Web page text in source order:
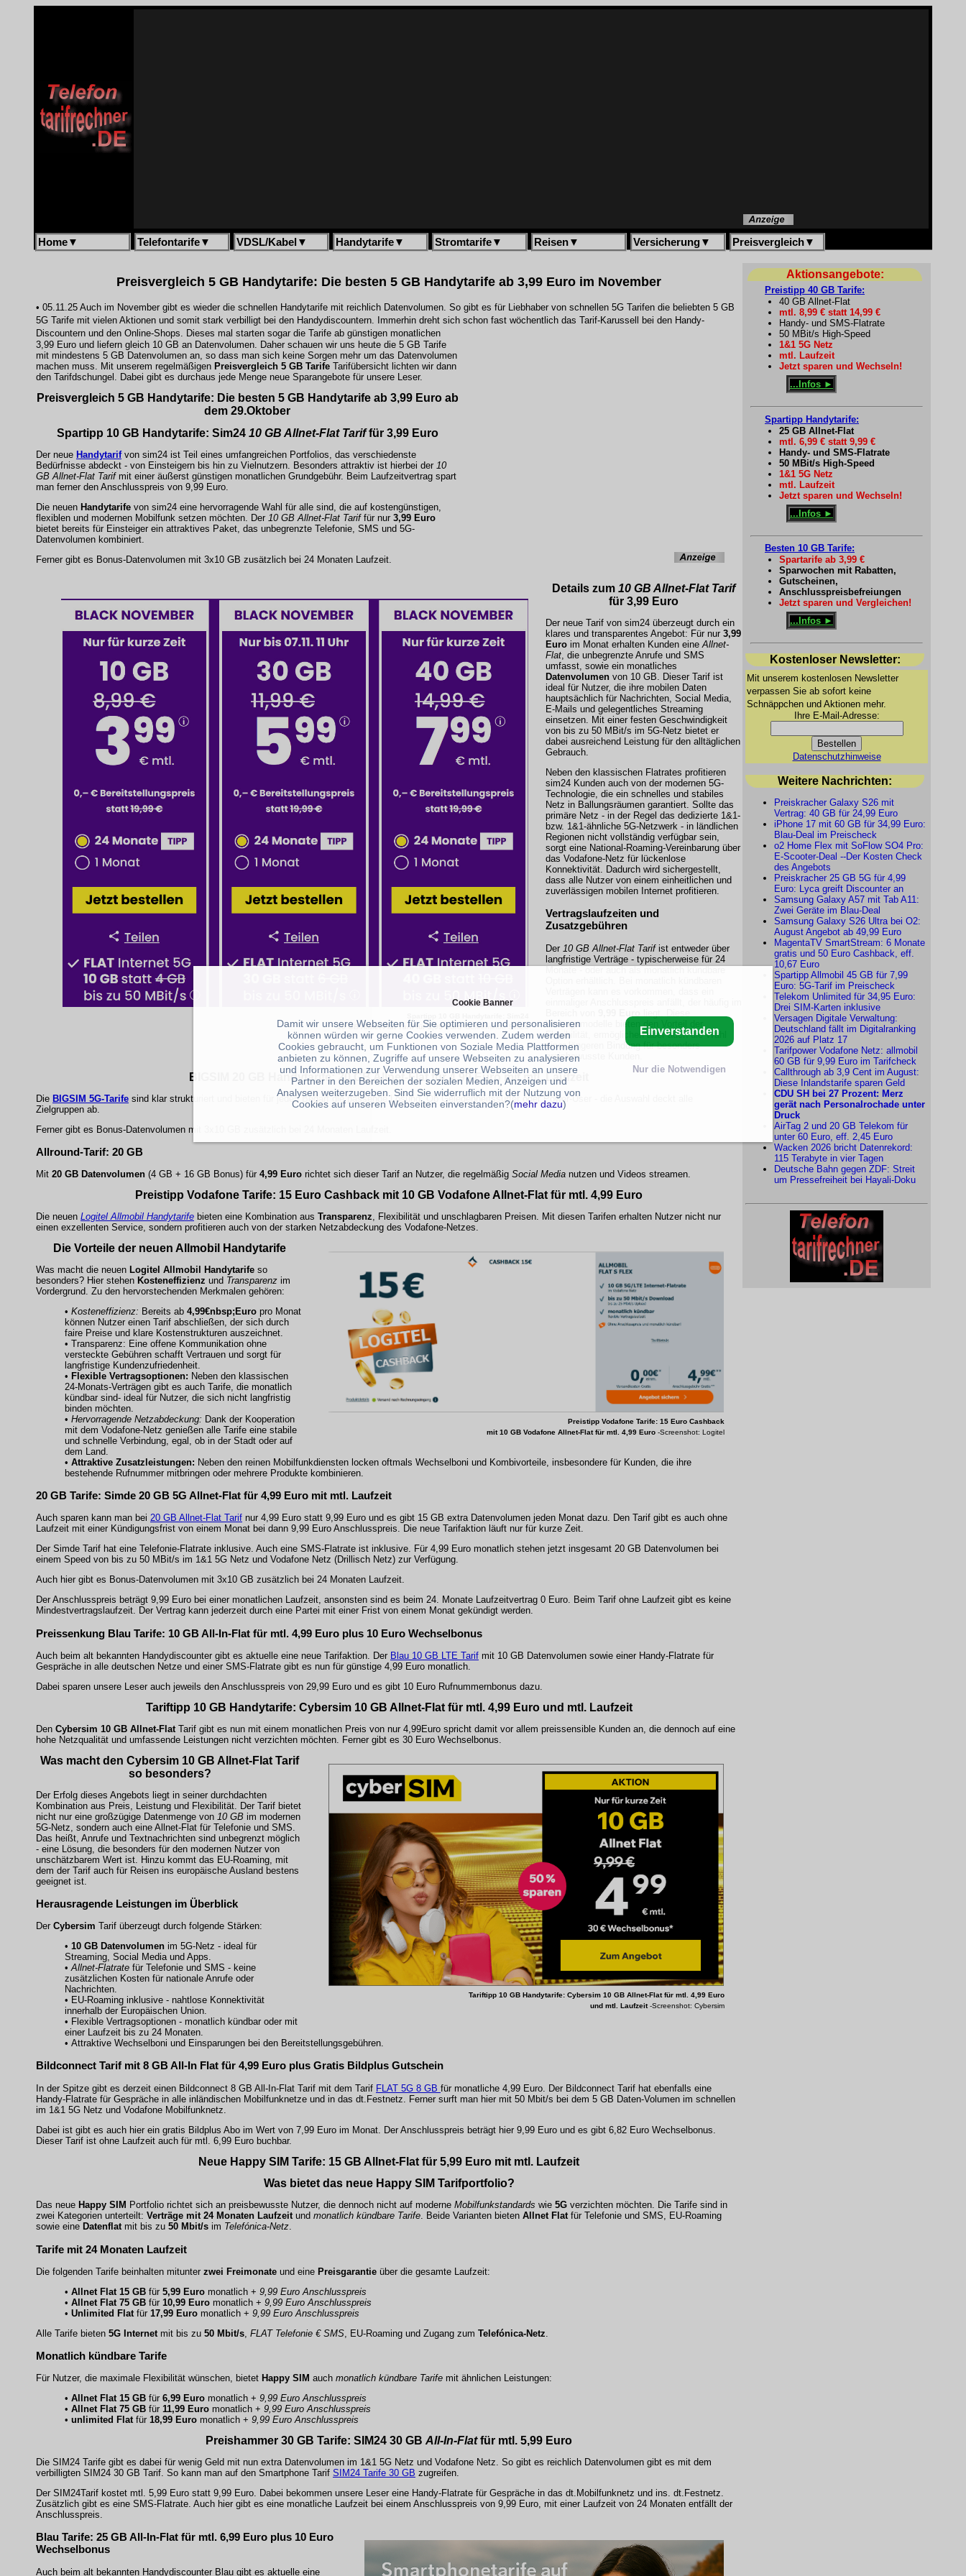
Home▼ Telefontarife▼ VDSL/Kabel ▼ Handytarife▼ Stromtarife▼ Reisen▼ Versicherung▼ Preisvergleich▼
Preisvergleich 5 GB Handytarife: Die besten 5 GB Handytarife ab 3,99 Euro im November
• 05.11.25 Auch im November gibt es wieder die schnellen Handytarife mit reichlich Datenvolumen. So gibt es für Liebhaber von schnellen 5G Tarifen die beliebten 5 GB
5G Tarife mit vielen Aktionen und somit stark verbilligt bei den Handydiscountern. Immerhin dreht sich schon fast wöchentlich das Tarif-Karussell bei den Handy-
Discountern und den Online-Shops. Dieses mal starten sogar die Tarife ab günstigen monatlichen
3,99 Euro und liefern gleich 10 GB an Datenvolumen. Daher schauen wir uns heute die 5 GB Tarife
mit mindestens 5 GB Datenvolumen an, so dass man sich keine Sorgen mehr um das Datenvolumen
machen muss. Mit unserem regelmäßigen Preisvergleich 5 GB Tarife Tarifübersicht lichten wir dann
den Tarifdschungel. Dabei gibt es durchaus jede Menge neue Sparangebote für unsere Leser.
Preisvergleich 5 GB Handytarife: Die besten 5 GB Handytarife ab 3,99 Euro ab
dem 29.Oktober
Spartipp 10 GB Handytarife: Sim24 10 GB Allnet-Flat Tariffür 3,99 Euro
Der neue Handytarifvon sim24 ist Teil eines umfangreichen Portfolios, das verschiedenste
Bedürfnisse abdeckt - von Einsteigern bis hin zu Vielnutzern. Besonders attraktiv ist hierbei der 10
GB Allnet-Flat Tarifmit einer äußerst günstigen monatlichen Grundgebühr. Beim Laufzeitvertrag spart
man ferner den Anschlusspreis von 9,99 Euro.
10 GB Allnet-Flat Tariffür3,99 Euro-Screenshot: Sim24
Die neuen Handytarife von sim24 eine hervorragende Wahl für alle sind, die auf kostengünstigen,
flexiblen und modernen Mobilfunk setzen möchten. Der 10 GB Allnet-Flat Tariffür nur 3,99 Euro
bietet bereits für Einsteiger ein attraktives Paket, das unbegrenzte Telefonie, SMS und 5G-
Datenvolumen kombiniert.
Ferner gibt es Bonus-Datenvolumen mit 3x10 GB zusätzlich bei 24 Monaten Laufzeit.
Details zum 10 GB Allnet-Flat Tarif
für 3,99 Euro
Der neue Tarif von sim24 überzeugt durch ein
klares und transparentes Angebot: Für nur 3,99
Euro im Monat erhalten Kunden eineAllnet-
Flat, die unbegrenzte Anrufe und SMS
umfasst, sowie ein monatliches
Datenvolumen von 10 GB. Dieser Tarif ist
ideal für Nutzer, die ihre mobilen Daten
hauptsächlich für Nachrichten, Social Media,
E-Mails und gelegentliches Streaming
einsetzen. Mit einer festen Geschwindigkeit
von bis zu 50 MBit/s im 5G-Netz bietet er
dabei ausreichend Leistung für den alltäglichen
Gebrauch.
Neben den klassischen Flatrates profitieren
sim24 Kunden auch von der modernen 5G-
Technologie, die ein schnelles und stabiles
Netz in Ballungsräumen garantiert. Sollte das
primäre Netz - in der Regel das dedizierte 1&1-
bzw. 1&1-ähnliche 5G-Netzwerk - in ländlichen
Regionen nicht vollständig verfügbar sein,
sorgt eine National-Roaming-Vereinbarung über
das Vodafone-Netz für lückenlose
Konnektivität. Dadurch wird sichergestellt,
dass alle Nutzer von einem einheitlichen und
zuverlässigen mobilen Internet profitieren.
Vertragslaufzeiten und
Zusatzgebühren
Der 10 GB Allnet-Flat Tarifist entweder über
langfristige Verträge - typischerweise für 24
Monate - oder auch als monatlich kündbare
Vertragsmodelle bieten den Vorteil der
Flexibilität, ermöglichen aber auch die Wahl
einer längeren Bindung für besonders
preisbewusste Kunden.
BIGSIM 20 GB Handytarife: 20 GB Allnet-Flat für 4,99 Euro mit mtl. Laufzeit
Die BIGSIM 5G-Tarife sind klar strukturiert und bieten für jeden Bedarf die passende Lösung. Ob Gelegenheitssurfer oder Power-User - die Auswahl deckt alle
Zielgruppen ab.
Ferner gibt es Bonus-Datenvolumen mit 3x10 GB zusätzlich bei 24 Monaten Laufzeit.
Allround-Tarif: 20 GB
Mit 20 GB Datenvolumen (4 GB + 16 GB Bonus) für 4,99 Euro richtet sich dieser Tarif an Nutzer, die regelmäßig Social Media nutzen und Videos streamen.
Preistipp Vodafone Tarife: 15 Euro Cashback mit 10 GB Vodafone Allnet-Flat für mtl. 4,99 Euro
Die neuen Logitel Allmobil Handytarife bieten eine Kombination aus Transparenz Flexibilität und unschlagbaren Preisen. Mit diesen Tarifen erhalten Nutzer nicht nur
einen exzellenten Service, sondern profitieren auch von der starken Netzabdeckung des Vodafone-Netzes.
Preistipp Vodafone Tarife: 15 Euro Cashback
mit 10 GB Vodafone Allnet-Flat für mtl. 4,99 Euro -Screenshot: Logitel
Die Vorteile der neuen Allmobil Handytarife
Was macht die neuen Logitel Allmobil Handytarife so
besonders? Hier stehen Kosteneffizienz und Transparenz im
Vordergrund. Zu den hervorstechenden Merkmalen gehören:
• Kosteneffizienz: Bereits ab 4,99€nbsp;Euro pro Monat
können Nutzer einen Tarif abschließen, der sich durch
faire Preise und klare Kostenstrukturen auszeichnet.
• Transparenz: Eine offene Kommunikation ohne
versteckte Gebühren schafft Vertrauen und sorgt für
langfristige Kundenzufriedenheit.
• Flexible Vertragsoptionen: Neben den klassischen
24-Monats-Verträgen gibt es auch Tarife, die monatlich
kündbar sind- ideal für Nutzer, die sich nicht langfristig
binden möchten.
• Hervorragende Netzabdeckung: Dank der Kooperation
mit dem Vodafone-Netz genießen alle Tarife eine stabile
und schnelle Verbindung, egal, ob in der Stadt oder auf
dem Land.
• Attraktive Zusatzleistungen: Neben den reinen Mobilfunkdiensten locken oftmals Wechselboni und Kombivorteile, insbesondere für Kunden, die ihre
bestehende Rufnummer mitbringen oder mehrere Produkte kombinieren.
20 GB Tarife: Simde 20 GB 5G Allnet-Flat für 4,99 Euro mit mtl. Laufzeit
Auch sparen kann man bei 20 GB Allnet-Flat Tarif nur 4,99 Euro statt 9,99 Euro und es gibt 15 GB extra Datenvolumen jeden Monat dazu. Den Tarif gibt es auch ohne
Laufzeit mit einer Kündigungsfrist von einem Monat bei dann 9,99 Euro Anschlusspreis. Die neue Tarifaktion läuft nur für kurze Zeit.
Der Simde Tarif hat eine Telefonie-Flatrate inklusive. Auch eine SMS-Flatrate ist inklusive. Für 4,99 Euro monatlich stehen jetzt insgesamt 20 GB Datenvolumen bei
einem Speed von bis zu 50 MBit/s im 1&1 5G Netz und Vodafone Netz (Drillisch Netz) zur Verfügung.
Auch hier gibt es Bonus-Datenvolumen mit 3x10 GB zusätzlich bei 24 Monaten Laufzeit.
Der Anschlusspreis beträgt 9,99 Euro bei einer monatlichen Laufzeit, ansonsten sind es beim 24. Monate Laufzeitvertrag 0 Euro. Beim Tarif ohne Laufzeit gibt es keine
Mindestvertragslaufzeit. Der Vertrag kann jederzeit durch eine Partei mit einer Frist von einem Monat gekündigt werden.
Preissenkung Blau Tarife: 10 GB All-In-Flat für mtl. 4,99 Euro plus 10 Euro Wechselbonus
Auch beim alt bekannten Handydiscounter gibt es aktuelle eine neue Tarifaktion. Der Blau 10 GB LTE Tarif mit 10 GB Datenvolumen sowie einer Handy-Flatrate für
Gespräche in alle deutschen Netze und einer SMS-Flatrate gibt es nun für günstige 4,99 Euro monatlich.
Dabei sparen unsere Leser auch jeweils den Anschlusspreis von 29,99 Euro und es gibt 10 Euro Rufnummernbonus dazu.
Tariftipp 10 GB Handytarife: Cybersim 10 GB Allnet-Flatfür mtl. 4,99 Euro und mtl. Laufzeit
Den Cybersim 10 GB Allnet-Flat Tarif gibt es nun mit einem monatlichen Preis von nur 4,99Euro spricht damit vor allem preissensible Kunden an, die dennoch auf eine
hohe Netzqualität und umfassende Leistungen nicht verzichten möchten. Ferner gibt es 30 Euro Wechselbonus.
Tariftipp 10 GB Handytarife: Cybersim 10 GB Allnet-Flatfür mtl. 4,99 Euro
und mtl. Laufzeit-Screenshot: Cybersim
Was macht den Cybersim 10 GB Allnet-Flat Tarif
so besonders?
Der Erfolg dieses Angebots liegt in seiner durchdachten
Kombination aus Preis, Leistung und Flexibilität. Der Tarif bietet
nicht nur eine großzügige Datenmenge von 10 GB im modernen
5G-Netz, sondern auch eine Allnet-Flat für Telefonie und SMS.
Das heißt, Anrufe und Textnachrichten sind unbegrenzt möglich
- eine Lösung, die besonders für den modernen Nutzer von
unschätzbarem Wert ist. Hinzu kommt das EU-Roaming, mit
dem der Tarif auch für Reisen ins europäische Ausland bestens
geeignet ist.
Herausragende Leistungen im Überblick
Der Cybersim Tarif überzeugt durch folgende Stärken:
• 10 GB Datenvolumen im 5G-Netz - ideal für
Streaming, Social Media und Apps.
•Allnet-Flatrate für Telefonie und SMS - keine
zusätzlichen Kosten für nationale Anrufe oder
Nachrichten.
• EU-Roaming inklusive - nahtlose Konnektivität
innerhalb der Europäischen Union.
• Flexible Vertragsoptionen - monatlich kündbar oder mit
einer Laufzeit bis zu 24 Monaten.
• Attraktive Wechselboni und Einsparungen bei den Bereitstellungsgebühren.
Bildconnect Tarif mit 8 GB All-In Flat für 4,99 Euro plus Gratis Bildplus Gutschein
In der Spitze gibt es derzeit einen Bildconnect 8 GB All-In-Flat Tarif mit dem Tarif FLAT 5G 8 GB für monatliche 4,99 Euro. Der Bildconnect Tarif hat ebenfalls eine
Handy-Flatrate für Gespräche in alle inländischen Mobilfunknetze und in das dt.Festnetz. Ferner surft man hier mit 50 Mbit/s bei dem 5 GB Daten-Volumen im schnellen
im 1&1 5G Netz und Vodafone Mobilfunknetz.
Dabei ist gibt es auch hier ein gratis Bildplus Abo im Wert von 7,99 Euro im Monat. Der Anschlusspreis beträgt hier 9,99 Euro und es gibt 6,82 Euro Wechselbonus.
Dieser Tarif ist ohne Laufzeit auch für mtl. 6,99 Euro buchbar.
Neue Happy SIM Tarife: 15 GB Allnet-Flat für 5,99 Euro mit mtl. Laufzeit
Was bietet das neue Happy SIM Tarifportfolio?
Das neue Happy SIM Portfolio richtet sich an preisbewusste Nutzer, die dennoch nicht auf moderne Mobilfunkstandards wie 5G verzichten möchten. Die Tarife sind in
zwei Kategorien unterteilt: Verträge mit 24 Monaten Laufzeitund monatlich kündbare Tarife. Beide Varianten bieten Allnet Flatfür Telefonie und SMS, EU-Roaming
sowie eine Datenflatmit bis zu 50 Mbit/s im Telefónica-Netz.
Tarife mit 24 Monaten Laufzeit
Die folgenden Tarife beinhalten mitunter zwei Freimonate und eine Preisgarantie über die gesamte Laufzeit:
• Allnet Flat 15 GB für 5,99 Euro monatlich + 9,99 Euro Anschlusspreis
• Allnet Flat 75 GB für 10,99 Euro monatlich + 9,99 Euro Anschlusspreis
• Unlimited Flat für 17,99 Euro monatlich + 9,99 Euro Anschlusspreis
Alle Tarife bieten 5G Internet mit bis zu 50 Mbit/s FLAT Telefonie € SMS EU-Roaming und Zugang zum Telefónica-Netz
Monatlich kündbare Tarife
Für Nutzer, die maximale Flexibilität wünschen, bietet Happy SIM auch monatlich kündbare Tarife mit ähnlichen Leistungen:
• Allnet Flat 15 GB für 6,99 Euro monatlich + 9,99 Euro Anschlusspreis
• Allnet Flat 75 GB für 11,99 Euro monatlich + 9,99 Euro Anschlusspreis
• unlimited Flatfür 18,99 Euro monatlich + 9,99 Euro Anschlusspreis
Preishammer 30 GB Tarife: SIM24 30 GB All-In-Flatfür mtl. 5,99 Euro
Die SIM24 Tarife gibt es dabei für wenig Geld mit nun extra Datenvolumen im 1&1 5G Netz und Vodafone Netz. So gibt es reichlich Datenvolumen gibt es mit dem
verbilligten SIM24 30 GB Tarif. So kann man auf den Smartphone Tarif SIM24 Tarife 30 GB zugreifen.
Der SIM24Tarif kostet mtl. 5,99 Euro statt 9,99 Euro. Dabei bekommen unsere Leser eine Handy-Flatrate für Gespräche in das dt.Mobilfunknetz und ins. dt.Festnetz.
Zusätzlich gibt es eine SMS-Flatrate. Auch hier gibt es eine monatliche Laufzeit bei einem Anschlusspreis von 9,99 Euro, mit einer Laufzeit von 24 Monaten entfällt der
Anschlusspreis.
Blau Tarife: 25 GB All-In-Flat für mtl. 6,99 Euro plus 10 Euro
Wechselbonus
Auch beim alt bekannten Handydiscounter Blau gibt es aktuelle eine
Aktionsangebote:
Preistipp 40 GB Tarife:
40 GB Allnet-Flat
mtl. 8,99 € statt 14,99 €
Handy- und SMS-Flatrate
50 MBit/s High-Speed
1&1 5G Netz
mtl. Laufzeit
Jetzt sparen und Wechseln!
...Infos ►
Spartipp Handytarife:
25 GB Allnet-Flat
mtl. 6,99 € statt 9,99 €
Handy- und SMS-Flatrate
50 MBit/s High-Speed
1&1 5G Netz
mtl. Laufzeit
Jetzt sparen und Wechseln!
...Infos ►
Besten 10 GB Tarife:
Spartarife ab 3,99 €
Sparwochen mit Rabatten,
Gutscheinen,
Anschlusspreisbefreiungen
Jetzt sparen und Vergleichen!
...Infos ►
Kostenloser Newsletter:
Mit unserem kostenlosen Newsletter
verpassen Sie ab sofort keine
Schnäppchen und Aktionen mehr.
Ihre E-Mail-Adresse:
Datenschutzhinweise
Weitere Nachrichten:
Preiskracher Galaxy S26 mit
Vertrag: 40 GB für 24,99 Euro
iPhone 17 mit 60 GB für 34,99 Euro:
Blau-Deal im Preischeck
o2 Home Flex mit SoFlow SO4 Pro:
E-Scooter-Deal --Der Kosten Check
des Angebots
Preiskracher 25 GB 5G für 4,99
Euro: Lyca greift Discounter an
Samsung Galaxy A57 mit Tab A11:
Zwei Geräte im Blau-Deal
Samsung Galaxy S26 Ultra bei O2:
August Angebot ab 49,99 Euro
MagentaTV SmartStream: 6 Monate
gratis und 50 Euro Cashback, eff.
10,67 Euro
Spartipp Allmobil 45 GB für 7,99
Euro: 5G-Tarif im Preischeck
Telekom Unlimited für 34,95 Euro:
Drei SIM-Karten inklusive
Versagen Digitale Verwaltung:
Deutschland fällt im Digitalranking
2026 auf Platz 17
Tarifpower Vodafone Netz: allmobil
60 GB für 9,99 Euro im Tarifcheck
Callthrough ab 3,9 Cent im August:
Diese Inlandstarife sparen Geld
CDU SH bei 27 Prozent: Merz
gerät nach Personalrochade unter
Druck
AirTag 2 und 20 GB Telekom für
unter 60 Euro, eff. 2,45 Euro
Wacken 2026 bricht Datenrekord:
115 Terabyte in vier Tagen
Deutsche Bahn gegen ZDF: Streit
um Pressefreiheit bei Hayali-Doku
Cookie Banner
Damit wir unsere Webseiten für Sie optimieren und personalisieren
können würden wir gerne Cookies verwenden. Zudem werden
Cookies gebraucht, um Funktionen von Soziale Media Plattformen
anbieten zu können, Zugriffe auf unsere Webseiten zu analysieren
und Informationen zur Verwendung unserer Webseiten an unsere
Partner in den Bereichen der sozialen Medien, Anzeigen und
Analysen weiterzugeben. Sind Sie widerruflich mit der Nutzung von
Cookies auf unseren Webseiten einverstanden?(mehr dazu)
Einverstanden
Nur die Notwendigen